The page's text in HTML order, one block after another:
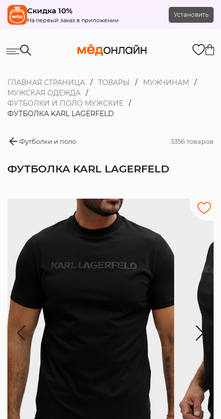
Скидка 10%
На первый заказ в приложении
Установить
ГЛАВНАЯ СТРАНИЦА ТОВАРЫ
МУЖЧИНАМ
МУЖСКАЯ ОДЕЖДА
ФУТБОЛКИ И ПОЛО МУЖСКИЕ
ФУТБОЛКА KARL LAGERFELD
Футболки и поло 3356 товаров
ФУТБОЛКА KARL LAGERFELD